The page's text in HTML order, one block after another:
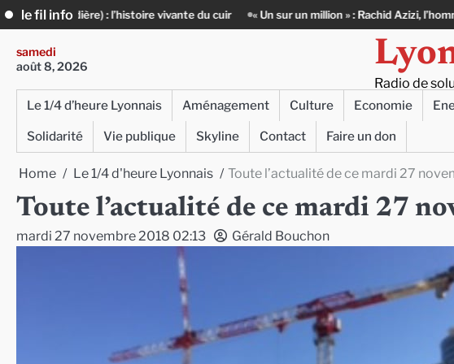
Skip
to
content
le fil info
: l’histoire vivante du cuir « Un sur un million » : Rachid Azizi, l’homme sous
samedi
août 8, 2026
Radio de
Le 1/4 d’heure Lyonnais Aménagement Culture Economie
Solidarité
Vie publique Skyline Contact Faire un don
Home Le 1/4 d'heure Lyonnais Toute l’actualité de ce mardi 27
Toute l’actualité de ce mardi 27
mardi 27 novembre 2018 02:13 Gérald Bouchon